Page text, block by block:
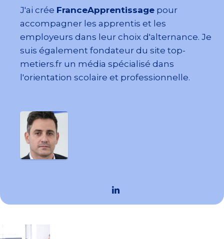
J'ai crée FranceApprentissage pour
accompagner les apprentis et les
employeurs dans leur choix d'alternance. Je
suis également fondateur du site top-
metiers.fr un média spécialisé dans
l'orientation scolaire et professionnelle.